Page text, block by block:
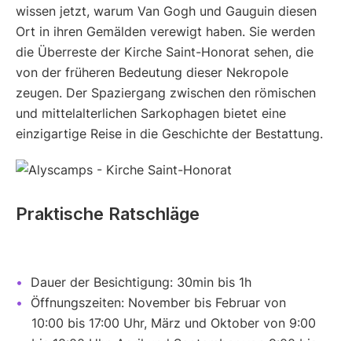
wissen jetzt, warum Van Gogh und Gauguin diesen
Ort in ihren Gemälden verewigt haben. Sie werden
die Überreste der Kirche Saint-Honorat sehen, die
von der früheren Bedeutung dieser Nekropole
zeugen. Der Spaziergang zwischen den römischen
und mittelalterlichen Sarkophagen bietet eine
einzigartige Reise in die Geschichte der Bestattung.
Praktische Ratschläge
Dauer der Besichtigung: 30min bis 1h
Öffnungszeiten: November bis Februar von
10:00 bis 17:00 Uhr, März und Oktober von 9:00